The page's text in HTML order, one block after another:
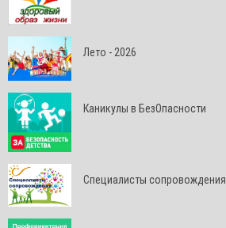
Лето - 2026
Каникулы в БезОпасности
Специалисты сопровождения